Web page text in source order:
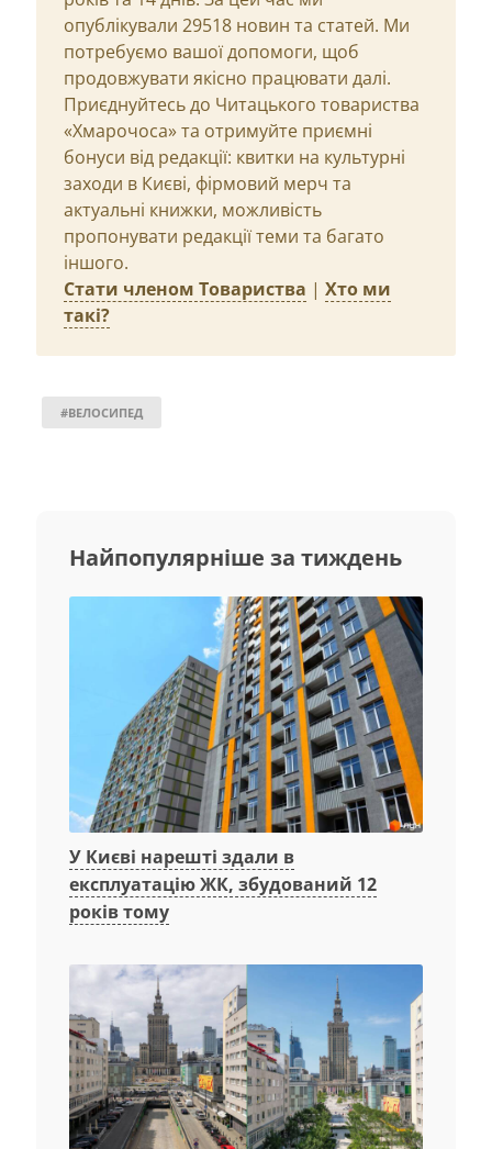
опублікували 29518 новин та статей. Ми
потребуємо вашої допомоги, щоб
продовжувати якісно працювати далі.
Приєднуйтесь до Читацького товариства
«Хмарочоса» та отримуйте приємні
бонуси від редакції: квитки на культурні
заходи в Києві, фірмовий мерч та
актуальні книжки, можливість
пропонувати редакції теми та багато
іншого.
Стати членом Товариства | Хто ми
такі?
#ВЕЛОСИПЕД
Найпопулярніше за тиждень
У Києві нарешті здали в
експлуатацію ЖК, збудований 12
років тому